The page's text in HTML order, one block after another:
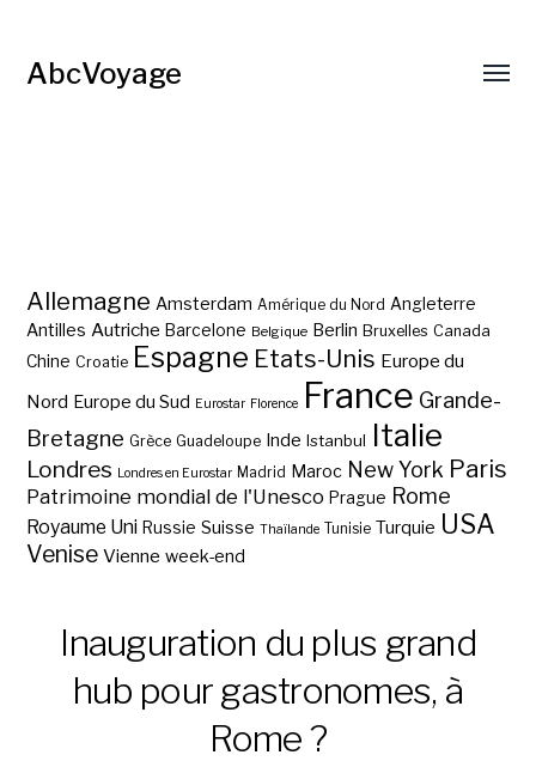
AbcVoyage
Allemagne Amsterdam Amérique du Nord Angleterre
Antilles Autriche Barcelone Belgique Berlin Bruxelles Canada
Chine Croatie Espagne Etats-Unis Europe du
Nord Europe du Sud Eurostar Florence France Grande-
Bretagne Grèce Guadeloupe Inde Istanbul Italie
Londres Londres en Eurostar Madrid Maroc New York Paris
Patrimoine mondial de l'Unesco Prague Rome
Royaume Uni Russie Suisse Thaïlande Tunisie Turquie USA
Venise Vienne week-end
Inauguration du plus grand
hub pour gastronomes, à
Rome ?